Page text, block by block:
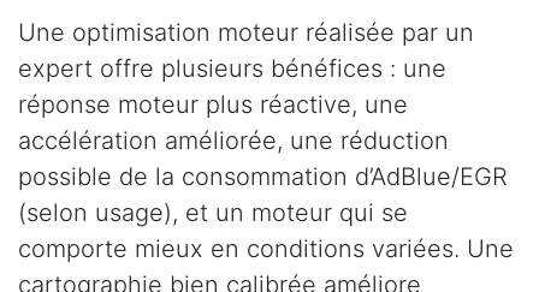
Une optimisation moteur réalisée par un
expert offre plusieurs bénéfices : une
réponse moteur plus réactive, une
accélération améliorée, une réduction
possible de la consommation d’AdBlue/EGR
(selon usage), et un moteur qui se
comporte mieux en conditions variées. Une
cartographie bien calibrée améliore